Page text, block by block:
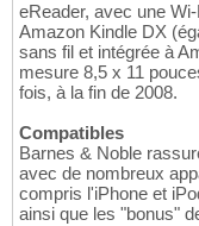
eReader, avec une
Amazon Kindle DX
sans fil et intégrée à
mesure 8,5 x 11
fois, à la fin de 2008.
Compatibles
Barnes & Noble
avec de nombreux
compris l'iPhone et
ainsi que les "bonus"